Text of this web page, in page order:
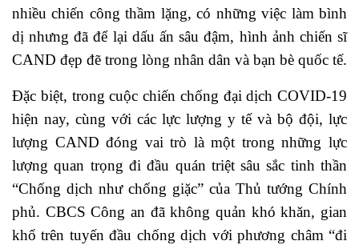
nhiều chiến công thầm lặng, có những việc làm bình
dị nhưng đã để lại dấu ấn sâu đậm, hình ảnh chiến sĩ
CAND đẹp đẽ trong lòng nhân dân và bạn bè quốc tế.
Đặc biệt, trong cuộc chiến chống đại dịch COVID-19
hiện nay, cùng với các lực lượng y tế và bộ đội, lực
lượng CAND đóng vai trò là một trong những lực
lượng quan trọng đi đầu quán triệt sâu sắc tinh thần
“Chống dịch như chống giặc” của Thủ tướng Chính
phủ. CBCS Công an đã không quản khó khăn, gian
khổ trên tuyến đầu chống dịch với phương châm “đi